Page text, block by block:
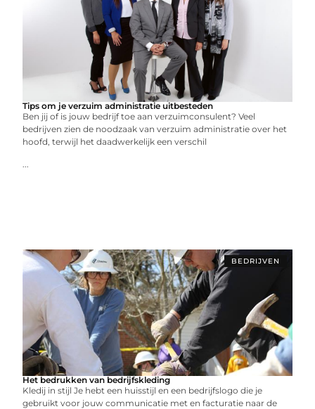
Tips om je verzuim administratie uitbesteden
Ben jij of is jouw bedrijf toe aan verzuimconsulent? Veel
bedrijven zien de noodzaak van verzuim administratie over het
hoofd, terwijl het daadwerkelijk een verschil
...
BEDRIJVEN
Het bedrukken van bedrijfskleding
Kledij in stijl Je hebt een huisstijl en een bedrijfslogo die je
gebruikt voor jouw communicatie met en facturatie naar de